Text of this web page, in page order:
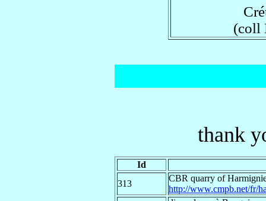
(coll
thank
Id
313
CBR quarry of
http://www.cmpb.net/fr/